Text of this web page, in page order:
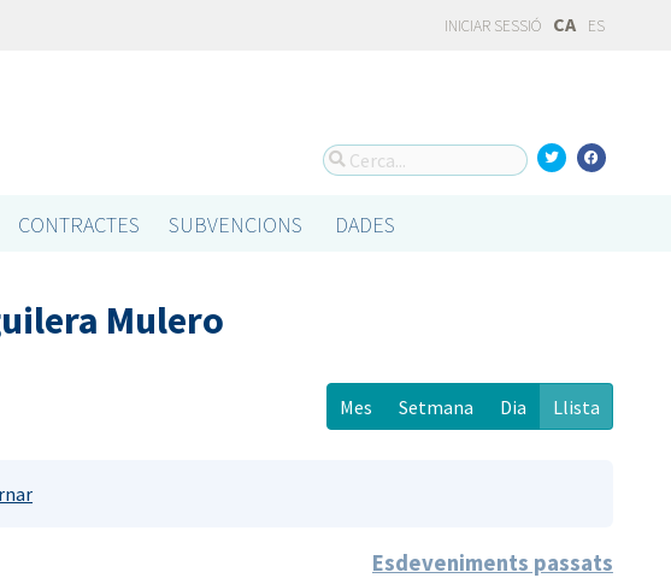
INICIAR SESSIÓ CA ES
CONTRACTES SUBVENCIONS DADES
Mulero
Mes Setmana Dia Llista
Esdeveniments passats